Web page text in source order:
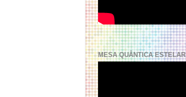
MESA QUÂNTICA ESTELAR